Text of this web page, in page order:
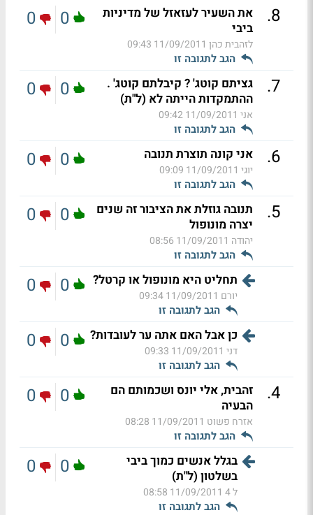
8
.
את השעיר לעזאזל של מדיניות
ביבי
לזהבית כהן 11/09/2011 09:43
הגב לתגובה זו
0
0
7
.
גציתם קוטג' ? קיבלתם קוטג' .
ההתמקדות הייתה לא (ל"ת)
אני 11/09/2011 09:42
הגב לתגובה זו
0
0
6
. אני קונה תוצרת תנובה
יוגי 11/09/2011 09:09
הגב לתגובה זו
0
0
5
.
תנובה גוזלת את הציבור זה שנים
יצרה מונופול
יהודה 11/09/2011 08:56
הגב לתגובה זו
0
0
תחליט היא מונופול או קרטל?
יורם 11/09/2011 09:34
הגב לתגובה זו
0
0
כן אבל האם אתה ער לעובדות?
דני 11/09/2011 09:33
הגב לתגובה זו
0
0
4
.
זהבית, אלי יונס ושכמותם הם
הבעיה
אזרח פשוט 11/09/2011 08:28
הגב לתגובה זו
0
0
בגלל אנשים כמוך ביבי
בשלטון (ל"ת)
ל 4 11/09/2011 08:58
הגב לתגובה זו
0
0